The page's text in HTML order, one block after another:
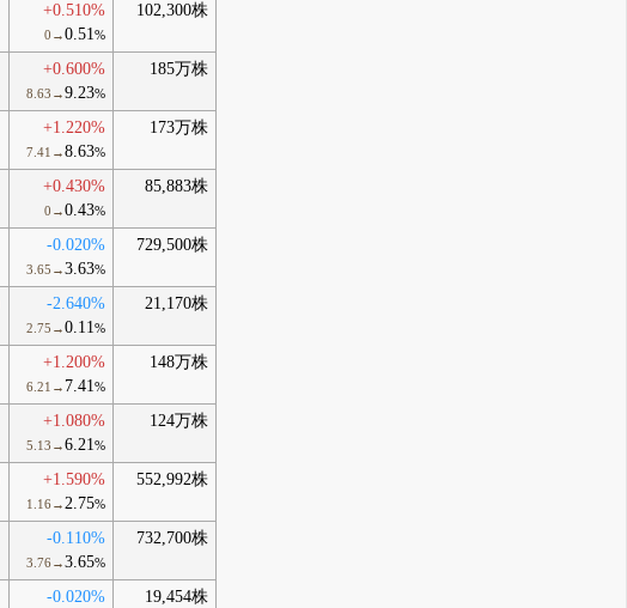
+0.510%
0→0.51%
102,300株
+0.600%
8.63→9.23%
185万株
+1.220%
7.41→8.63%
173万株
+0.430%
0→0.43%
85,883株
-0.020%
3.65→3.63%
729,500株
-2.640%
2.75→0.11%
21,170株
+1.200%
6.21→ 7.41%
148万株
+1.080%
5.13→6.21%
124万株
+1.590%
1.16→2.75%
552,992株
-0.110%
3.76→3.65%
732,700株
-0.020% 19,454株